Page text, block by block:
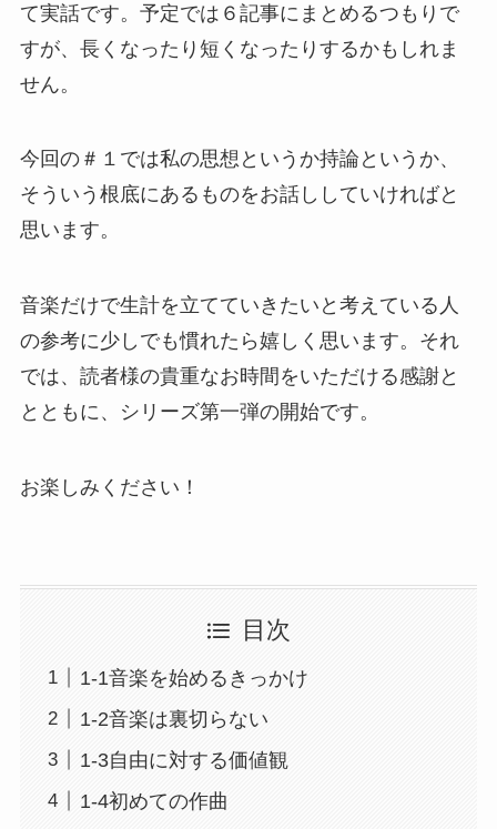
て実話です。予定では６記事にまとめるつもりで
すが、長くなったり短くなったりするかもしれま
せん。
今回の＃１では私の思想というか持論というか、
そういう根底にあるものをお話ししていければと
思います。
音楽だけで生計を立てていきたいと考えている人
の参考に少しでも慣れたら嬉しく思います。それ
では、読者様の貴重なお時間をいただける感謝と
とともに、シリーズ第一弾の開始です。
お楽しみください！
目次
1-1音楽を始めるきっかけ
1-2音楽は裏切らない
1-3自由に対する価値観
1-4初めての作曲